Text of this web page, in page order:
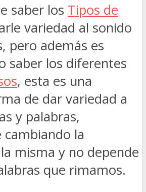
saber los Tipos de
variedad al sonido
pero además es
saber los diferentes
, esta es una
de dar variedad a
y palabras,
la
misma y no depende
que rimamos.